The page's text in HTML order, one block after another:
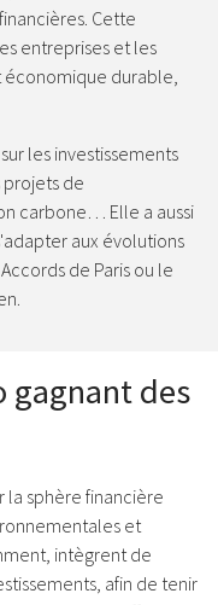
Cette
entreprises et les
durable,
les investissements
projets de
carbone… Elle a aussi
aux évolutions
de Paris ou le
gagnant des
la sphère financière
et
intègrent de
afin de tenir